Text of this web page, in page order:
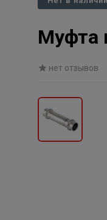
Муфта
нет отзывов